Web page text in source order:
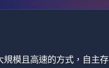
模且高速的方式，自主存